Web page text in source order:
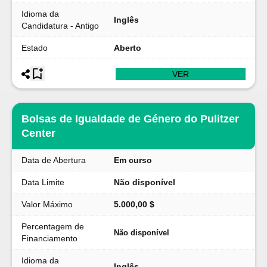
Idioma da
Candidatura - Antigo
Inglês
Estado Aberto
VER
Bolsas de Igualdade de Género do Pulitzer
Center
Data de Abertura Em curso
Data Limite Não disponível
Valor Máximo 5.000,00 $
Percentagem de
Financiamento
Não disponível
Idioma da